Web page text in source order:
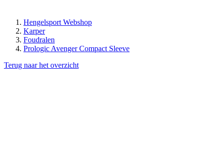
Hengelsport Webshop
Karper
Foudralen
Prologic Avenger Compact Sleeve
Terug naar het overzicht